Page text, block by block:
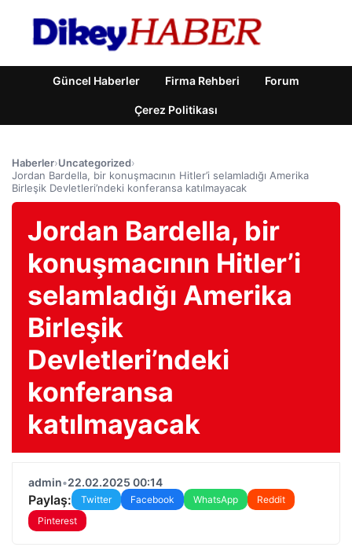
Güncel Haberler Firma Rehberi Forum
Çerez Politikası
Haberler›Uncategorized›
Jordan Bardella, bir konuşmacının Hitler’i selamladığı Amerika
Birleşik Devletleri’ndeki konferansa katılmayacak
Jordan Bardella, bir
konuşmacının Hitler’i
selamladığı Amerika
Birleşik
Devletleri’ndeki
konferansa
katılmayacak
admin•22.02.2025 00:14
Paylaş: Twitter Facebook WhatsApp
Reddit
Pinterest